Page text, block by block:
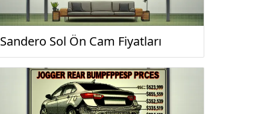
Sandero Sol Ön Cam Fiyatları